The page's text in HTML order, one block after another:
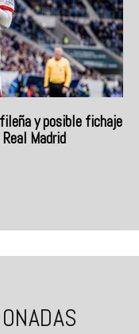
y posible fichaje
Madrid